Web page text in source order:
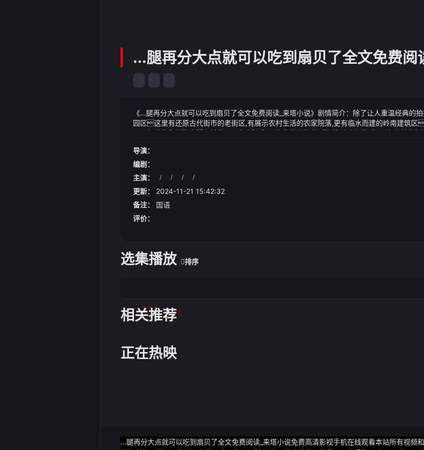
...腿再分大点就可以吃到扇贝了全文免费
《...腿再分大点就可以吃到扇贝了全文免费阅读_来塔小说》剧情简介：除了让人重温经典的
园区这里有还原古代街市的老街区,有展示农村生活的农家院落,更有临水而建的岭南建筑区
不同年代的生活气息更妙的是,影视城每年都会举办影视节,重新上演当年的戏码,让观众身
_来塔小说薛晨/夏欣怡在比赛中
《...腿再分大点就可以吃到扇贝了全文免费阅读_来塔小说》视频说明：三伏天又是一年中气
导演：
编剧：
主演：
/ / / /
更新：
2024-11-21 15:42:32
备注：
国语
评价：
选集播放 排序
相关推荐
tuijian
正在热映
...腿再分大点就可以吃到扇贝了全文免费阅读_来塔小说免费高清影视手机在线观看本站所有视